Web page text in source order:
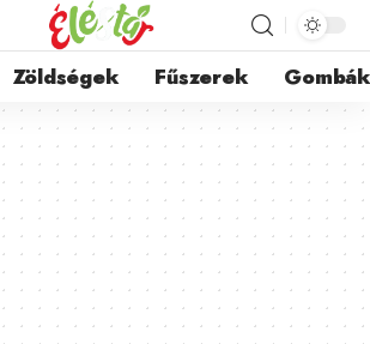
Zöldségek Fűszerek Gombák